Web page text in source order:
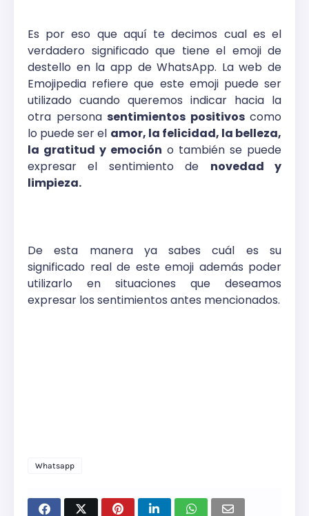
Es por eso que aquí te decimos cual es el
verdadero significado que tiene el emoji de
destello en la app de WhatsApp. La web de
Emojipedia refiere que este emoji puede ser
utilizado cuando queremos indicar hacia la
otra persona sentimientos positivoscomo
lo puede ser el amor, la felicidad, la belleza,
la gratitud y emoción o también se puede
expresar el sentimiento de novedad y
limpieza.
De esta manera ya sabes cuál es su
significado real de este emoji además poder
utilizarlo en situaciones que deseamos
expresar los sentimientos antes mencionados.
Whatsapp